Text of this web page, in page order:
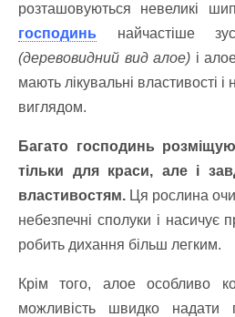
розташовуються невеликі
господинь найчастіше
(деревовидний вид алое) і
мають лікувальні властивості
виглядом.
Багато господинь
тільки для краси, але і
властивостям. Ця рослина
небезпечні сполуки і
робить дихання більш легким.
Крім того, алое особливо
можливість швидко